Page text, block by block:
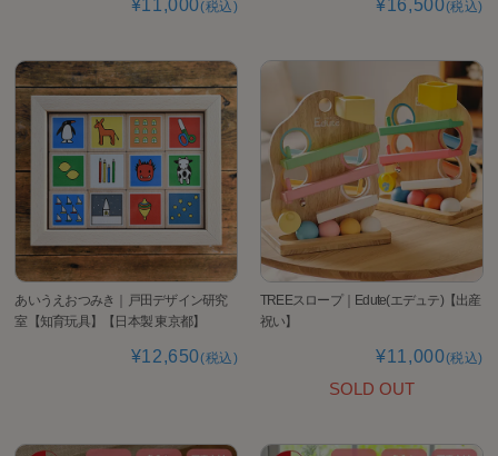
¥11,000(税込) ¥16,500(税込)
あいうえおつみき｜戸田デザイン研究
室【知育玩具】【日本製 東京都】
¥12,650(税込)
TREEスロープ｜Edute(エデュテ)【出産
祝い】
¥11,000(税込)
SOLD OUT